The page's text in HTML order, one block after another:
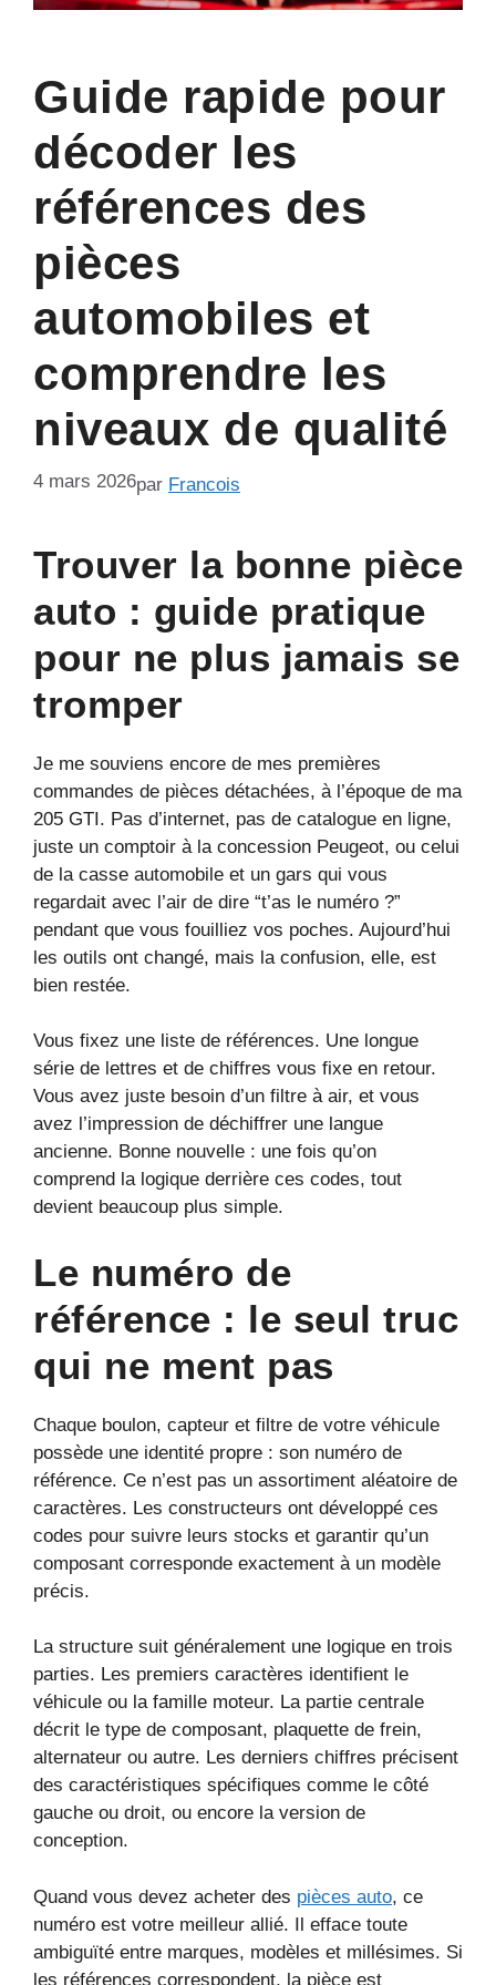
Guide rapide pour
décoder les
références des
pièces
automobiles et
comprendre les
niveaux de qualité
4 mars 2026par Francois
Trouver la bonne pièce
auto : guide pratique
pour ne plus jamais se
tromper
Je me souviens encore de mes premières
commandes de pièces détachées, à l’époque de ma
205 GTI. Pas d’internet, pas de catalogue en ligne,
juste un comptoir à la concession Peugeot, ou celui
de la casse automobile et un gars qui vous
regardait avec l’air de dire “t’as le numéro ?”
pendant que vous fouilliez vos poches. Aujourd’hui
les outils ont changé, mais la confusion, elle, est
bien restée.
Vous fixez une liste de références. Une longue
série de lettres et de chiffres vous fixe en retour.
Vous avez juste besoin d’un filtre à air, et vous
avez l’impression de déchiffrer une langue
ancienne. Bonne nouvelle : une fois qu’on
comprend la logique derrière ces codes, tout
devient beaucoup plus simple.
Le numéro de
référence : le seul truc
qui ne ment pas
Chaque boulon, capteur et filtre de votre véhicule
possède une identité propre : son numéro de
référence. Ce n’est pas un assortiment aléatoire de
caractères. Les constructeurs ont développé ces
codes pour suivre leurs stocks et garantir qu’un
composant corresponde exactement à un modèle
précis.
La structure suit généralement une logique en trois
parties. Les premiers caractères identifient le
véhicule ou la famille moteur. La partie centrale
décrit le type de composant, plaquette de frein,
alternateur ou autre. Les derniers chiffres précisent
des caractéristiques spécifiques comme le côté
gauche ou droit, ou encore la version de
conception.
Quand vous devez acheter des pièces auto, ce
numéro est votre meilleur allié. Il efface toute
ambiguïté entre marques, modèles et millésimes. Si
les références correspondent, la pièce est